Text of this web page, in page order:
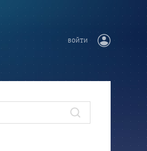
ВОЙТИ